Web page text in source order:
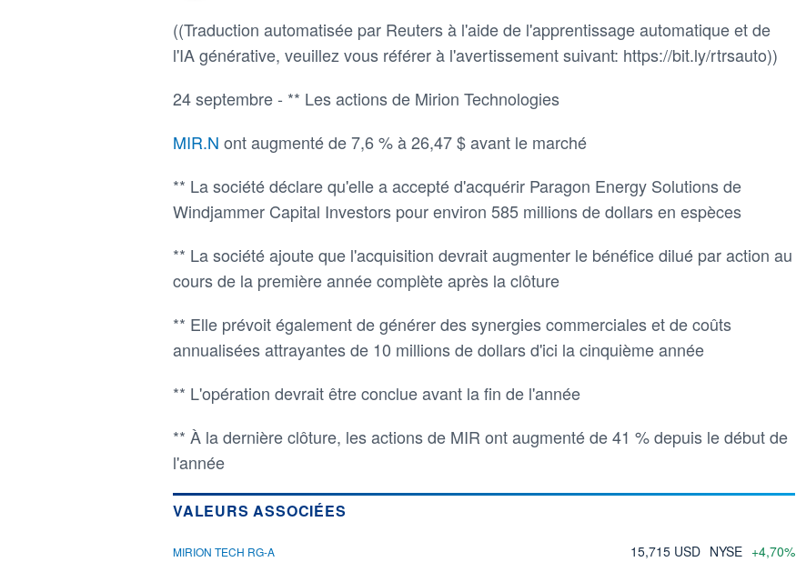
((Traduction automatisée par Reuters à l'aide de l'apprentissage automatique et de
l'IA générative, veuillez vous référer à l'avertissement suivant: https://bit.ly/rtrsauto))
24 septembre - ** Les actions de Mirion Technologies
MIR.N ont augmenté de 7,6 % à 26,47 $ avant le marché
** La société déclare qu'elle a accepté d'acquérir Paragon Energy Solutions de
Windjammer Capital Investors pour environ 585 millions de dollars en espèces
** La société ajoute que l'acquisition devrait augmenter le bénéfice dilué par action au
cours de la première année complète après la clôture
** Elle prévoit également de générer des synergies commerciales et de coûts
annualisées attrayantes de 10 millions de dollars d'ici la cinquième année
** L'opération devrait être conclue avant la fin de l'année
** À la dernière clôture, les actions de MIR ont augmenté de 41 % depuis le début de
l'année
VALEURS ASSOCIÉES
MIRION TECH RG-A 15,715 USD NYSE +4,70%